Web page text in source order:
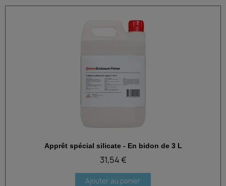
Aperçu rapide
Apprêt spécial silicate - En bidon de 3 L
31,54 €
Ajouter au panier